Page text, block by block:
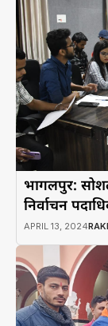
भागलपुर:
निर्वाचन
APRIL 13, 2024